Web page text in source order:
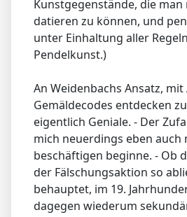
Kunstgegenstände, die
datieren zu können, und
unter Einhaltung aller
Pendelkunst.)
An Weidenbachs Ansatz,
Gemäldecodes entdecken
eigentlich Geniale. - Der
mich neuerdings eben auch
beschäftigen beginne. - Ob
der Fälschungsaktion so
behauptet, im 19.
dagegen wiederum